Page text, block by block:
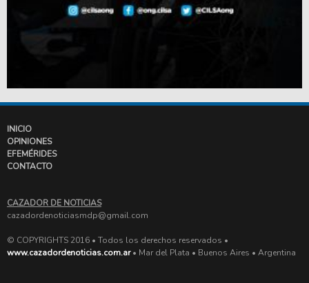
INICIO
OPINIONES
EFEMÉRIDES
CONTACTO
CAZADOR DE NOTICIAS
cazadordenoticiasmdp@gmail.com
© COPYRIGHTS 2016 • Todos los derechos reservados •
www.cazadordenoticias.com.ar• Mar del Plata • Buenos Aires • Argentina